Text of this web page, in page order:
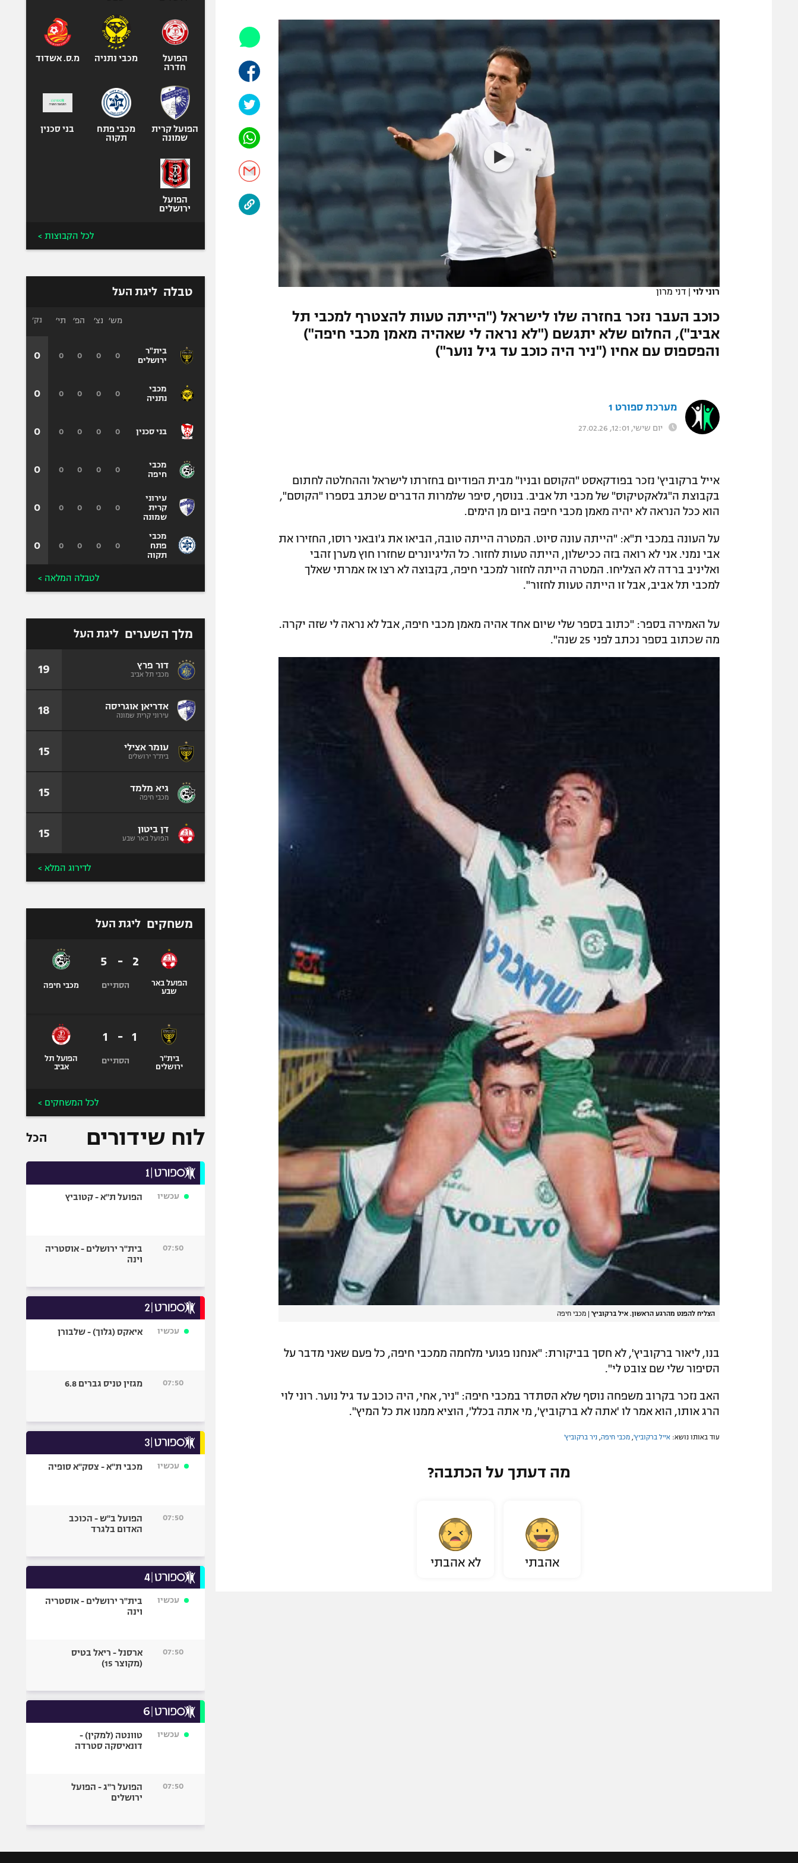
תקנון משתתפים וזוכים בפרסים
תקנון עבור פעילות אלקטרה
מדיניות פרטיות
תקנון פעילות ספורט 1
רשיון להקרנה פומבית לבית עסק
הצטרפות לחבילת הערוצים
לוח דרושים – ג'ובנט
הפועל תל אביב
הפועל באר שבע
מכבי נתניה
בני יהודה
ליגה סינית
אופניים
ספורט מוטורי
כדורמים
בייסבול MLB
ספורט אתגרי
אומנויות לחימה
רוני לוי | דני מרון
כוכב העבר נזכר בחזרה שלו לישראל ("הייתה טעות להצטרף למכבי תל
אביב"), החלום שלא יתגשם ("לא נראה לי שאהיה מאמן מכבי חיפה")
והפספוס עם אחיו ("ניר היה כוכב עד גיל נוער")
מערכת ספורט 1
יום שישי, 12:01, 27.02.26
אייל ברקוביץ' נזכר בפודקאסט "הקוסם ובניו" מבית הפודיום בחזרתו לישראל וההחלטה לחתום
בקבוצת ה"גלאקטיקוס" של מכבי תל אביב. בנוסף, סיפר שלמרות הדברים שכתב בספרו "הקוסם",
הוא ככל הנראה לא יהיה מאמן מכבי חיפה ביום מן הימים.
על העונה במכבי ת"א: "הייתה עונה סיוט. המטרה הייתה טובה, הביאו את ג'ובאני רוסו, החזירו את
אבי נמני. אני לא רואה בזה ככישלון, הייתה טעות לחזור. כל הליגיונרים שחזרו חוץ מערן זהבי
ואליניב ברדה לא הצליחו. המטרה הייתה לחזור למכבי חיפה, בקבוצה לא רצו אז אמרתי שאלך
למכבי תל אביב, אבל זו הייתה טעות לחזור".
על האמירה בספר: "כתוב בספר שלי שיום אחד אהיה מאמן מכבי חיפה, אבל לא נראה לי שזה יקרה.
מה שכתוב בספר נכתב לפני 25 שנה".
הצליח להפנט מהרגע הראשון. איל ברקוביץ' | מכבי חיפה
בנו, ליאור ברקוביץ', לא חסך בביקורת: "אנחנו פגועי מלחמה ממכבי חיפה, כל פעם שאני מדבר על
הסיפור שלי שם צובט לי".
האב נזכר בקרוב משפחה נוסף שלא הסתדר במכבי חיפה: "ניר, אחי, היה כוכב עד גיל נוער. רוני לוי
הרג אותו, הוא אמר לו 'אתה לא ברקוביץ', מי אתה בכלל', הוציא ממנו את כל המיץ".
עוד באותו נושא: אייל ברקוביץ' מכבי חיפה ניר ברקוביץ'
מה דעתך על הכתבה?
אהבתי לא אהבתי
הפועל
חדרה
מכבי נתניה מ.ס. אשדוד
הפועל קרית
שמונה
מכבי פתח
תקוה
בני סכנין
הפועל
ירושלים
לכל הקבוצות >
טבלה ליגת העל
בית"ר
ירושלים
מכבי
נתניה
בני סכנין
מכבי
חיפה
עירוני
קרית
שמונה
מכבי
פתח
תקוה
מש׳ נצ׳ הפ׳ תי׳
0
0
0
0
0
0
0
0
0
0
0
0
0
0
0
0
0
0
0
0
0
0
0
0
נק׳
0
0
0
0
0
0
לטבלה המלאה >
מלך השערים ליגת העל
דור פרץ
מכבי תל אביב 19
אדריאן אוגריסה
עירוני קרית שמונה 18
עומר אצילי
בית"ר ירושלים 15
גיא מלמד
מכבי חיפה 15
דן ביטון
הפועל באר שבע 15
לדירוג המלא >
משחקים ליגת העל
הפועל באר
שבע
2
-
5
הסתיים מכבי חיפה
בית"ר
ירושלים
1
-
1
הסתיים
הפועל תל
אביב
לכל המשחקים >
לוח שידורים הכל
עכשיו הפועל ת"א - קטוביץ
07:50
בית"ר ירושלים - אוסטריה
וינה
עכשיו איאקס (גלוך) - שלבורן
07:50 מגזין טניס גברים 6.8
עכשיו מכבי ת"א - צסק"א סופיה
07:50
הפועל ב"ש - הכוכב
האדום בלגרד
עכשיו
בית"ר ירושלים - אוסטריה
וינה
07:50
ארסנל - ריאל בטיס
(מקוצר 15)
עכשיו
טוונטה (למקין) -
דונאיסקה סטרדה
07:50
הפועל ר"ג - הפועל
ירושלים